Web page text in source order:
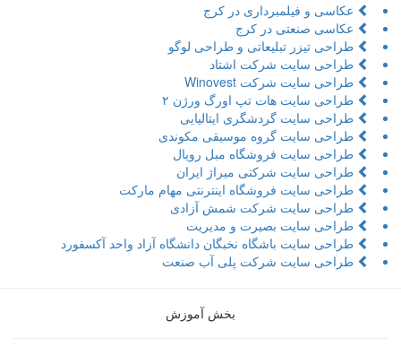
عکاسی و فیلمبرداری در کرج
عکاسی صنعتی در کرج
طراحی تیزر تبلیعاتی و طراحی لوگو
طراحی سایت شرکت اشتاد
طراحی سایت شرکت Winovest
طراحی سایت هات تپ اورگ ورژن ۲
طراحی سایت گردشگری ایتالیایی
طراحی سایت گروه موسیقی مکوندی
طراحی سایت فروشگاه مبل رویال
طراحی سایت شرکتی میراژ ایران
طراحی سایت فروشگاه اینترنتی مهام مارکت
طراحی سایت شرکت شمش آزادی
طراحی سایت بصیرت و مدیریت
طراحی سایت باشگاه نخبگان دانشگاه آزاد واحد آکسفورد
طراحی سایت شرکت پلی آب صنعت
بخش آموزش